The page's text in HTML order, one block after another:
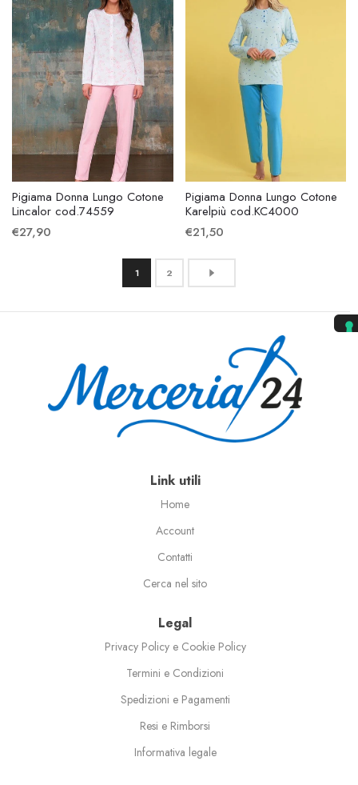
Pigiama Donna Lungo Cotone
Lincalor cod.74559
€27,90
Pigiama Donna Lungo Cotone
Karelpiù cod.KC4000
€21,50
1 2
Link utili
Home
Account
Contatti
Cerca nel sito
Legal
Privacy Policy e Cookie Policy
Termini e Condizioni
Spedizioni e Pagamenti
Resi e Rimborsi
Informativa legale